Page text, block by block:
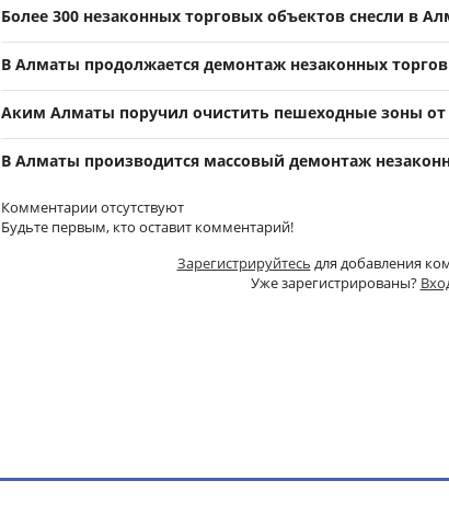
Более 300 незаконных торговых объектов снесли в
В Алматы продолжается демонтаж незаконных
Аким Алматы поручил очистить пешеходные зоны от
В Алматы производится массовый демонтаж
Комментарии отсутствуют
Будьте первым, кто оставит комментарий!
Зарегистрируйтесь для добавления
Уже зарегистрированы?